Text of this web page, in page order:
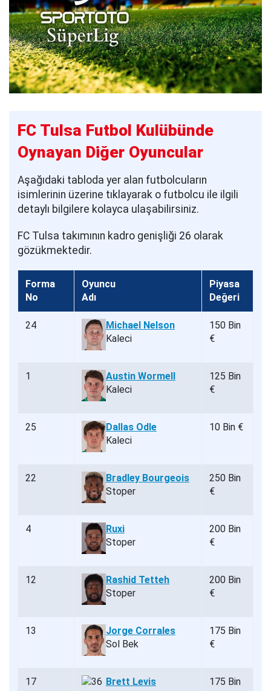
FC Tulsa Futbol Kulübünde
Oynayan Diğer Oyuncular
Aşağıdaki tabloda yer alan futbolcuların
isimlerinin üzerine tıklayarak o futbolcu ile ilgili
detaylı bilgilere kolayca ulaşabilirsiniz.
FC Tulsa takımının kadro genişliği 26 olarak
gözükmektedir.
Forma
No
Oyuncu
Adı
Piyasa
Değeri
24
Michael Nelson
Kaleci
150 Bin
€
1
Austin Wormell
Kaleci
125 Bin
€
25
Dallas Odle
Kaleci
10 Bin €
22
Bradley Bourgeois
Stoper
250 Bin
€
4
Ruxi
Stoper
200 Bin
€
12
Rashid Tetteh
Stoper
200 Bin
€
13
Jorge Corrales
Sol Bek
175 Bin
€
17
Brett Levis
175 Bin